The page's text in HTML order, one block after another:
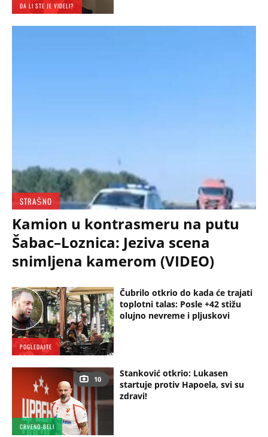
DA LI STE JE VIDELI?
POGLEDAJTE
Čubrilo otkrio do kada će trajati
toplotni talas: Posle +42 stižu
olujno nevreme i pljuskovi
10
CRVENO-BELI
Stanković otkrio: Lukasen
startuje protiv Hapoela, svi su
zdravi!
STRAŠNO
Kamion u kontrasmeru na putu
Šabac–Loznica: Jeziva scena
snimljena kamerom (VIDEO)